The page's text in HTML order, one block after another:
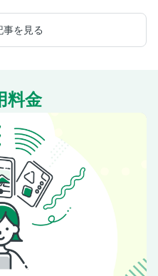
が全部のってる本
事を見る
料金